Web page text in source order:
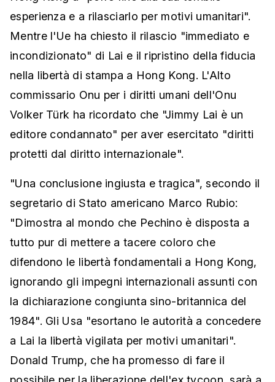
esperienza e a rilasciarlo per motivi umanitari".
Mentre l'Ue ha chiesto il rilascio "immediato e
incondizionato" di Lai e il ripristino della fiducia
nella libertà di stampa a Hong Kong. L'Alto
commissario Onu per i diritti umani dell'Onu
Volker Türk ha ricordato che "Jimmy Lai è un
editore condannato" per aver esercitato "diritti
protetti dal diritto internazionale".
"Una conclusione ingiusta e tragica", secondo il
segretario di Stato americano Marco Rubio:
"Dimostra al mondo che Pechino è disposta a
tutto pur di mettere a tacere coloro che
difendono le libertà fondamentali a Hong Kong,
ignorando gli impegni internazionali assunti con
la dichiarazione congiunta sino-britannica del
1984". Gli Usa "esortano le autorità a concedere
a Lai la libertà vigilata per motivi umanitari".
Donald Trump, che ha promesso di fare il